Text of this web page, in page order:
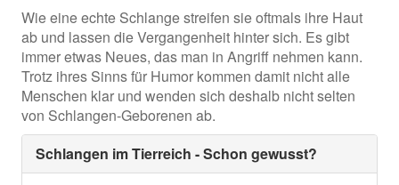
Wie eine echte Schlange streifen sie oftmals ihre Haut
ab und lassen die Vergangenheit hinter sich. Es gibt
immer etwas Neues, das man in Angriff nehmen kann.
Trotz ihres Sinns für Humor kommen damit nicht alle
Menschen klar und wenden sich deshalb nicht selten
von Schlangen-Geborenen ab.
Schlangen im Tierreich - Schon gewusst?